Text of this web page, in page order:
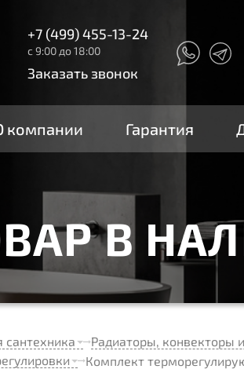
+7 (499) 455-13-24
с 9:00 до 18:00
Заказать звонок
компании Гарантия
В
Радиаторы, конвекторы
Комплект